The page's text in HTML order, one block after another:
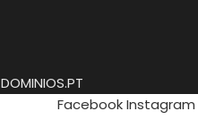
DOMINIOS.PT
FacebookInstagram